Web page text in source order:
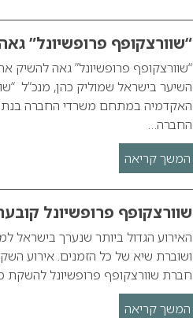
“שוורצקופף פרופשיונל”
“שוורצקופף פרופשיונל” גאה
השיער בישראל שמוליק כהן, מנכ”ל
האקדמיה במתחם משרדי החברה
החברה…
המשך קריאה
שוורצקופף פרופשיונל
האירוע הגדול ביותר שנערך בישראל
חברת שוורצקופף פרופשיונל להשקת
המשך קריאה